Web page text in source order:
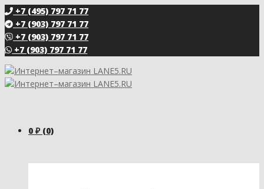
+7 (495) 797 71 77
+7 (903) 797 71 77
+7 (903) 797 71 77
+7 (903) 797 71 77
0 ₽(0)